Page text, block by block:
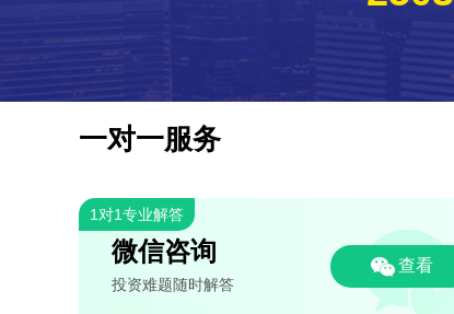
一对一服务
1对1专业解答
微信咨询
投资难题随时解答
查看